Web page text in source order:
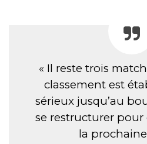
« Il reste trois
classement est
sérieux jusqu’au
se restructurer
la prochaine